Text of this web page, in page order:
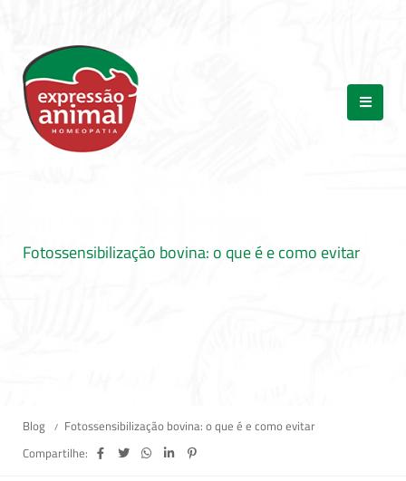
Fotossensibilização bovina: o que é e como evitar
Blog
Fotossensibilização bovina: o que é e como evitar
Compartilhe: